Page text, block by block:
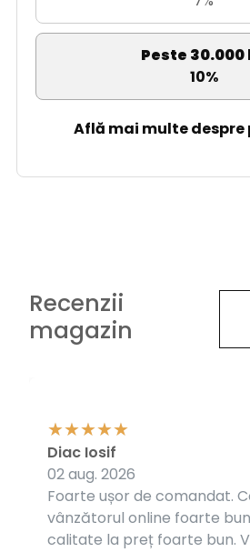
Peste 30.000
10%
Află mai multe
Recenzii
magazin
Foarte ușor de comandat.
vânzătorul online foarte
calitate la preț foarte bun.
Diac Iosif
02 aug. 2026